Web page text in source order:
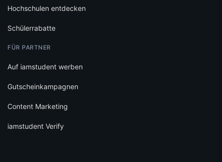
Hochschulen entdecken
Schülerrabatte
FÜR PARTNER
Auf iamstudent werben
Gutscheinkampagnen
Content Marketing
iamstudent Verify